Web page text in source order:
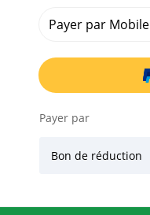
Payer par Mobile
Payer par
Bon de réduction